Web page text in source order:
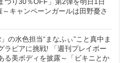
つり30％OFF」第2弾を明日1日
キャンペーンガールは田野憂さ
の水色担当“まなふぃ”こと真中ま
ラビアに挑戦! 「週刊プレイボー
る美ボディを披露～「ビキニとか